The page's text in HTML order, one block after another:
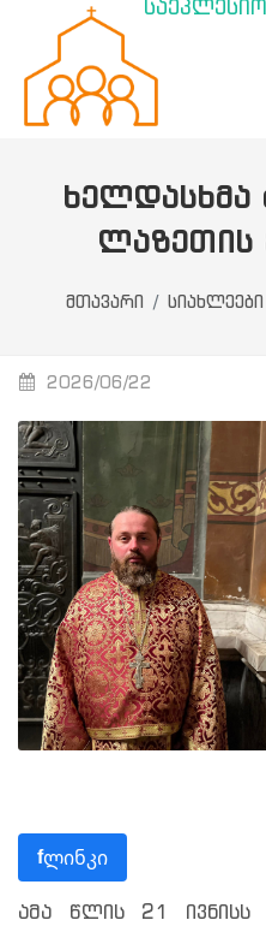
ᲮᲔᲚᲓᲐᲡᲮᲛᲐ
ᲚᲐᲖᲔᲗᲘᲡ
მთავარი
2026/06/22
fლინკი
ამა წლის 21 ივნისს